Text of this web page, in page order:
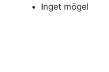
Inget mögel